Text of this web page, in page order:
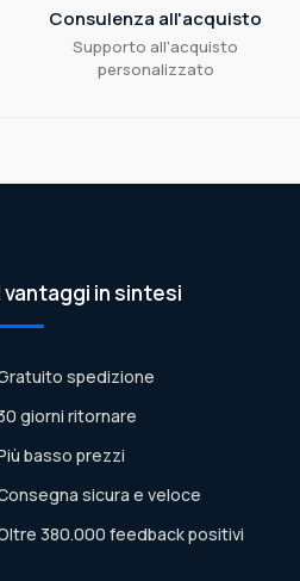
Consulenza all'acquisto
Supporto all'acquisto
personalizzato
vantaggi in sintesi
spedizione
giorni ritornare
basso prezzi
sicura e veloce
380.000 feedback positivi